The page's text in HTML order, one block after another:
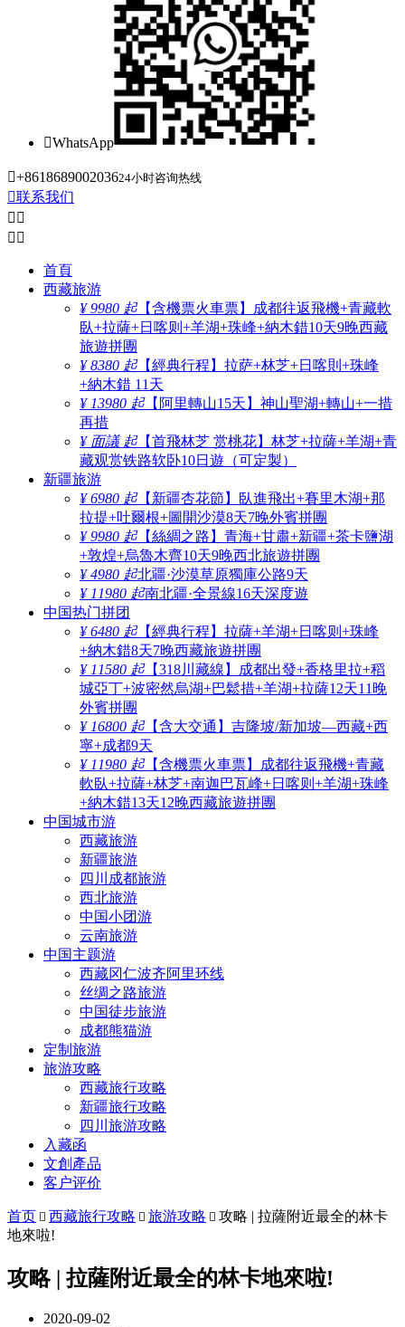
WhatsApp
+861868900203624小时咨询热线
联系我们
 
 
首頁
西藏旅游
¥ 9980 起【含機票火車票】成都往返飛機+青藏軟
臥+拉薩+日喀则+羊湖+珠峰+納木錯10天9晚西藏
旅遊拼團
¥ 8380 起【經典行程】拉萨+林芝+日喀則+珠峰
+納木錯 11天
¥ 13980 起【阿里轉山15天】神山聖湖+轉山+一措
再措
¥ 面議 起【首飛林芝 赏桃花】林芝+拉薩+羊湖+青
藏观赏铁路软卧10日遊（可定製）
新疆旅游
¥ 6980 起【新疆杏花節】臥進飛出+賽里木湖+那
拉提+吐爾根+圖開沙漠8天7晚外賓拼團
¥ 9980 起【絲綢之路】青海+甘肅+新疆+茶卡鹽湖
+敦煌+烏魯木齊10天9晚西北旅遊拼團
¥ 4980 起北疆·沙漠草原獨庫公路9天
¥ 11980 起南北疆·全景線16天深度遊
中国热门拼团
¥ 6480 起【經典行程】拉薩+羊湖+日喀则+珠峰
+納木錯8天7晚西藏旅遊拼團
¥ 11580 起【318川藏線】成都出發+香格里拉+稻
城亞丁+波密然烏湖+巴鬆措+羊湖+拉薩12天11晚
外賓拼團
¥ 16800 起【含大交通】吉隆坡/新加坡—西藏+西
寧+成都9天
¥ 11980 起【含機票火車票】成都往返飛機+青藏
軟臥+拉薩+林芝+南迦巴瓦峰+日喀则+羊湖+珠峰
+納木錯13天12晚西藏旅遊拼團
中国城市游
西藏旅游
新疆旅游
四川成都旅游
西北旅游
中国小团游
云南旅游
中国主题游
西藏冈仁波齐阿里环线
丝绸之路旅游
中国徒步旅游
成都熊猫游
定制旅游
旅游攻略
西藏旅行攻略
新疆旅行攻略
四川旅游攻略
入藏函
文創產品
客户评价
首页  西藏旅行攻略  旅游攻略  攻略 | 拉薩附近最全的林卡
地來啦!
攻略 | 拉薩附近最全的林卡地來啦!
2020-09-02